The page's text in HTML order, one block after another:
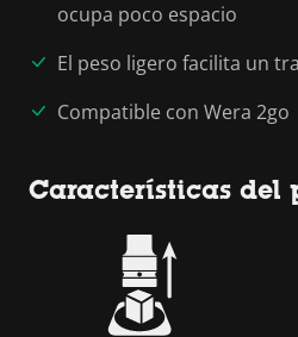
ocupa poco espacio
El peso ligero facilita un
Compatible con Wera 2go
Características del